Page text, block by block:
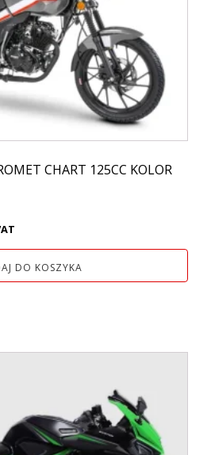
CHART 125CC KOLOR
DO KOSZYKA